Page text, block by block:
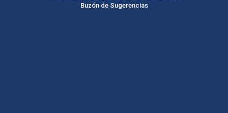
Buzón de Sugerencias